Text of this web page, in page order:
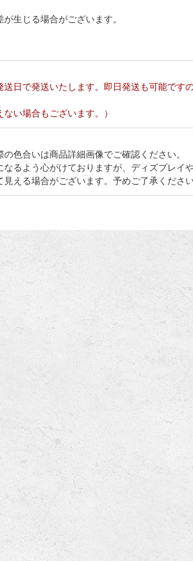
生じる場合がございます。
日で発送いたします。即日発送も可能です
い場合もございます。）
色合いは商品詳細画像でご確認ください。
るよう心がけておりますが、ディズプレイ
える場合がございます。予めご了承ください